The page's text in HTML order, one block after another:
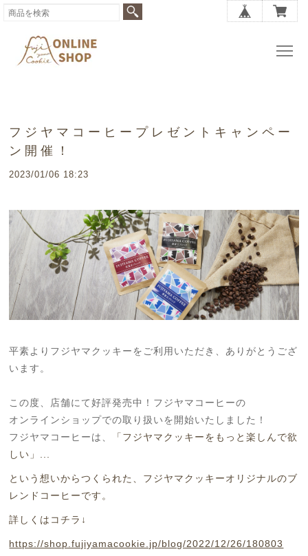
フジヤマコーヒープレゼントキャンペー
ン開催！
2023/01/06 18:23
平素よりフジヤマクッキーをご利用いただき、ありがとうござ
います。
この度、店舗にて好評発売中！フジヤマコーヒーの
オンラインショップでの取り扱いを開始いたしました！
フジヤマコーヒーは、
「フジヤマクッキーをもっと楽しんで欲
しい」...
という想いからつくられた、フジヤマクッキーオリジナルのブ
レンドコーヒーです。
詳しくはコチラ↓
https://shop.fujiyamacookie.jp/blog/2022/12/26/180803